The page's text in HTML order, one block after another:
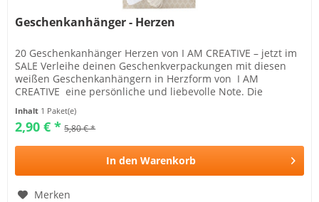
Geschenkanhänger - Herzen
20 Geschenkanhänger Herzen von I AM CREATIVE – jetzt im
SALE Verleihe deinen Geschenkverpackungen mit diesen
weißen Geschenkanhängern in Herzform von I AM
CREATIVE eine persönliche und liebevolle Note. Die
Inhalt 1 Paket(e)
2,90 € * 5,80 € *
In den Warenkorb
Merken